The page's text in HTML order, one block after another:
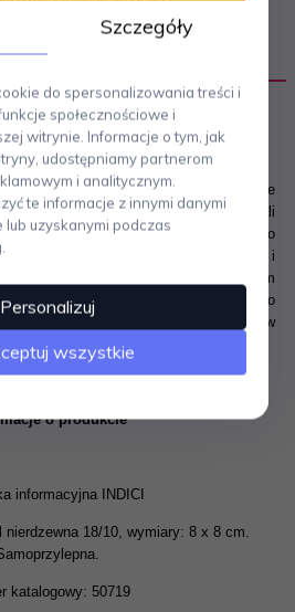
roku w Niemczech i jest dziś jednym ze
produktów wyposażenia wnętrz ze stali
funkcjonuje indywidualne podejście do
na bardzo ograniczoną ilość form i
wysokiej jakości, a co za tym
ekskluzywnego. Produkty ZACK to
forma, która doskonale wpisuje się w
o produkcie
informacyjna INDICI
nierdzewna 18/10, wymiary: 8 x 8 cm.
katalogowy: 50719
Szczegóły
do spersonalizowania treści i
społecznościowe i
witrynie. Informacje o tym, jak
udostępniamy partnerom
i analitycznym.
te informacje z innymi danymi
lub uzyskanymi podczas
Personalizuj
wszystkie